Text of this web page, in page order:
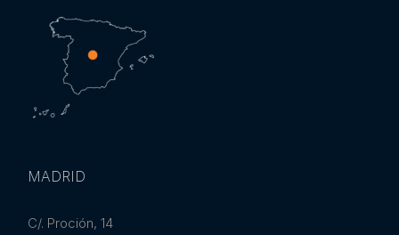
MADRID
C/. Proción, 14